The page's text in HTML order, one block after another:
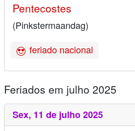
Pentecostes
(Pinkstermaandag)
feriado nacional
Feriados em julho 2025
Sex, 11 de julho 2025